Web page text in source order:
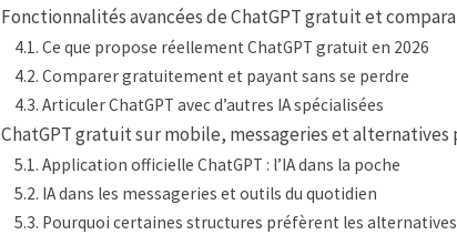
Fonctionnalités avancées de ChatGPT gratuit et
Ce que propose réellement ChatGPT gratuit en 2026
Comparer gratuitement et payant sans se perdre
Articuler ChatGPT avec d’autres IA spécialisées
ChatGPT gratuit sur mobile, messageries et
Application officielle ChatGPT : l’IA dans la poche
IA dans les messageries et outils du quotidien
Pourquoi certaines structures préfèrent les alternatives